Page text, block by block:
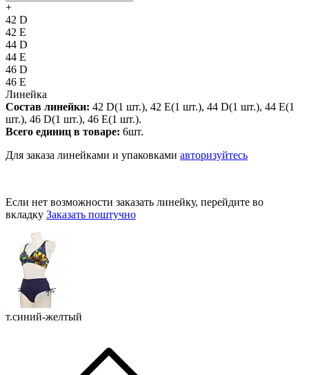
+
42 D
42 E
44 D
44 E
46 D
46 E
Линейка
Состав линейки: 42 D(1 шт.), 42 E(1 шт.), 44 D(1 шт.), 44 E(1
шт.), 46 D(1 шт.), 46 E(1 шт.).
Всего единиц в товаре: 6шт.
Для заказа линейками и упаковками авторизуйтесь
Если нет возможности заказать линейку, перейдите во
вкладку Заказать поштучно
т.синий-желтый